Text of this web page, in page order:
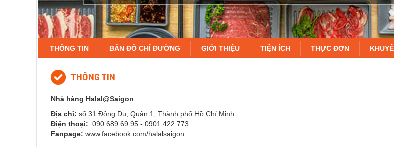
THÔNG TIN BẢN ĐỒ CHỈ ĐƯỜNG GIỚI THIỆU TIỆN ÍCH THỰC ĐƠN
THÔNG TIN
Nhà hàng Halal@Saigon
Địa chỉ: số 31 Đông Du, Quận 1, Thành phố Hồ Chí Minh
Điện thoại: 090 689 69 95 - 0901 422 773
Fanpage: www.facebook.com/halalsaigon